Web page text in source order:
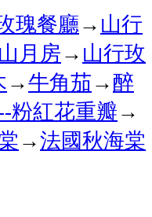
瑰餐廳→山行
山月房→山行玫
→牛角茄→醉
粉紅花重瓣→
→法國秋海棠